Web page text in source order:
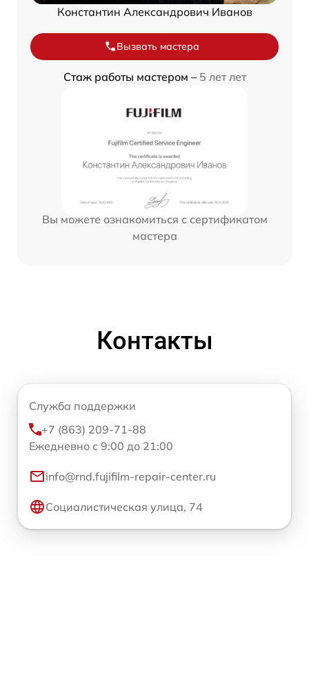
Константин Александрович Иванов
Вызвать мастера
Стаж работы мастером – 5 лет лет
Вы можете ознакомиться с сертификатом
мастера
Контакты
Служба поддержки
+7 (863) 209-71-88
Ежедневно с 9:00 до 21:00
info@rnd.fujifilm-repair-center.ru
Социалистическая улица, 74